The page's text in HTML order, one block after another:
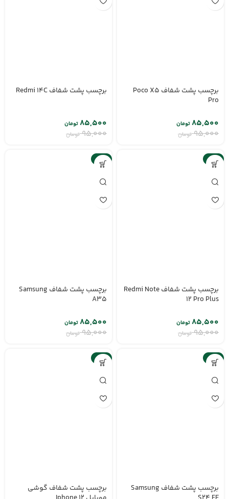
برچسب پشت شفاف Poco X5
Pro
۹۵,۰۰۰ تومان
۸۵,۵۰۰تومان
برچسب پشت شفاف Redmi 14C
۹۵,۰۰۰ تومان
۸۵,۵۰۰تومان
-10%
برچسب پشت شفاف Redmi Note
12 Pro Plus
۹۵,۰۰۰ تومان
۸۵,۵۰۰تومان
-10%
برچسب پشت شفاف Samsung
A35
۹۵,۰۰۰ تومان
۸۵,۵۰۰تومان
-10%
برچسب پشت شفاف Samsung
-10%
برچسب پشت شفاف گوشی